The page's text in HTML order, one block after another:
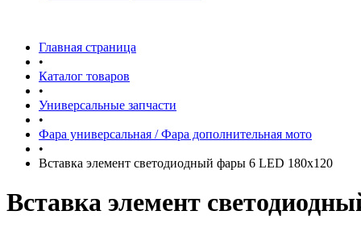
Главная страница
•
Каталог товаров
•
Универсальные запчасти
•
Фара универсальная / Фара дополнительная мото
•
Вставка элемент светодиодный фары 6 LED 180х120
Вставка элемент